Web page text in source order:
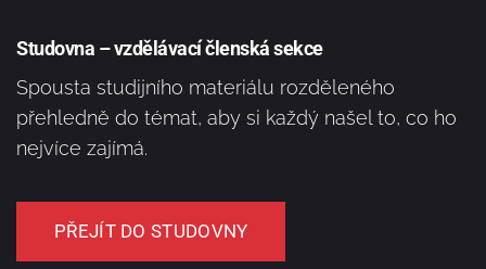
Studovna – vzdělávací členská sekce
Spousta studijního materiálu rozděleného
přehledně do témat, aby si každý našel to, co ho
nejvíce zajímá.
PŘEJÍT DO STUDOVNY